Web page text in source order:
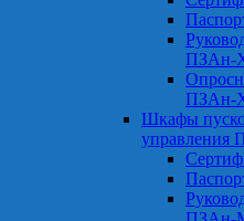
ПЗАн-
ПЗАн-
Шкафы